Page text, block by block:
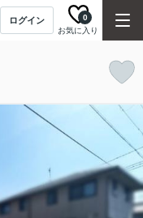
ログイン
お気に入り
0